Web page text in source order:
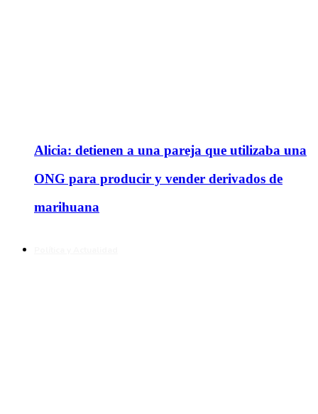
Alicia: detienen a una pareja que utilizaba una
ONG para producir y vender derivados de
marihuana